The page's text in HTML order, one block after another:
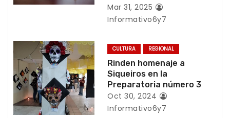
d
e
e
n
Mar 31, 2025
Informativo6y7
CULTURA REGIONAL
Rinden homenaje a
Siqueiros en la
Preparatoria número 3
Oct 30, 2024
Informativo6y7